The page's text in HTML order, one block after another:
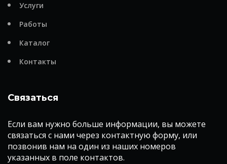
Услуги
Работы
Каталог
Контакты
Связаться
Если вам нужно больше информации, вы можете
связаться с нами через контактную форму, или
позвонив нам на один из наших номеров
указанных в поле контактов.